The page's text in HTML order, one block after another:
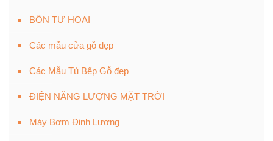
BỒN TỰ HOẠI
Các mẫu cửa gỗ đẹp
Các Mẫu Tủ Bếp Gỗ đẹp
ĐIỆN NĂNG LƯỢNG MẶT TRỜI
Máy Bơm Định Lượng